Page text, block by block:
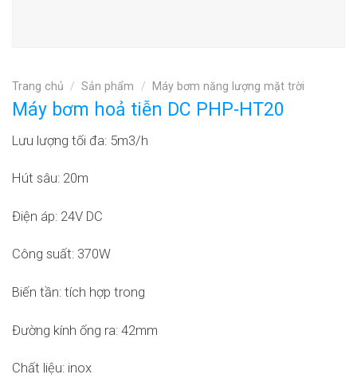
Trang chủ / Sản phẩm / Máy bơm năng lượng mặt trời
Máy bơm hoả tiễn DC PHP-HT20
Lưu lượng tối đa: 5m3/h
Hút sâu: 20m
Điện áp: 24V DC
Công suất: 370W
Biến tần: tích hợp trong
Đường kính ống ra: 42mm
Chất liệu: inox